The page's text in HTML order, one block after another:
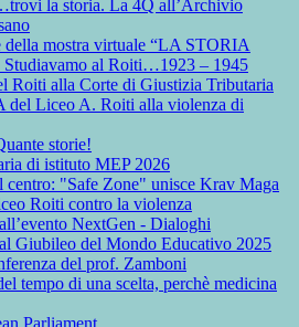
la storia. La 4Q all’Archivio
della mostra virtuale “LA STORIA
al Roiti…1923 – 1945
Roiti alla Corte di Giustizia Tributaria
del Liceo A. Roiti alla violenza di
storie!
di istituto MEP 2026
centro: "Safe Zone" unisce Krav Maga
Roiti contro la violenza
NextGen - Dialoghi
Giubileo del Mondo Educativo 2025
del prof. Zamboni
tempo di una scelta, perchè medicina